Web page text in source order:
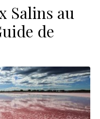
Salins au
de